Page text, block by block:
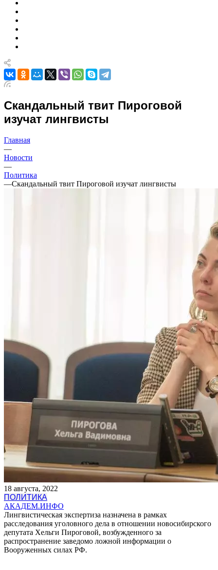
Скандальный твит Пироговой
изучат лингвисты
Главная
—
Новости
—
Политика
—Скандальный твит Пироговой изучат лингвисты
18 августа, 2022
ПОЛИТИКА
АКАДЕМ.ИНФО
Лингвистическая экспертиза назначена в рамках
расследования уголовного дела в отношении новосибирского
депутата Хельги Пироговой, возбужденного за
распространение заведомо ложной информации о
Вооруженных силах РФ.